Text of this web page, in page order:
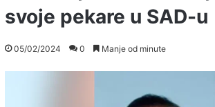
svoje pekare u SAD-u
05/02/2024 0 Manje od minute